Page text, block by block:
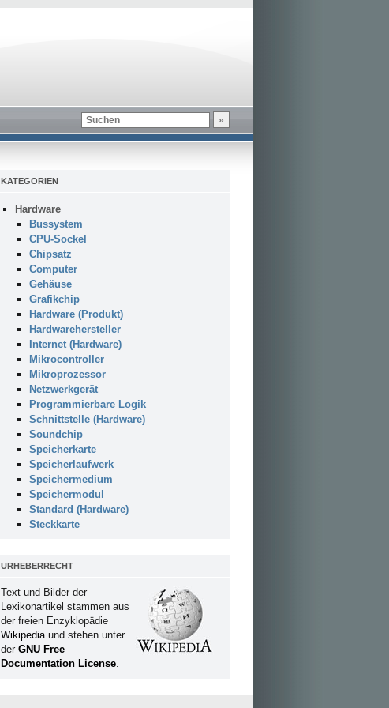
KATEGORIEN
Hardware
Bussystem
CPU-Sockel
Chipsatz
Computer
Gehäuse
Grafikchip
Hardware (Produkt)
Hardwarehersteller
Internet (Hardware)
Mikrocontroller
Mikroprozessor
Netzwerkgerät
Programmierbare Logik
Schnittstelle (Hardware)
Soundchip
Speicherkarte
Speicherlaufwerk
Speichermedium
Speichermodul
Standard (Hardware)
Steckkarte
URHEBERRECHT
Text und Bilder der
Lexikonartikel stammen aus
der freien Enzyklopädie
Wikipediaund stehen unter
der GNU Free
Documentation License.